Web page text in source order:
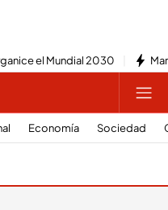
el Mundial 2030
Economía Sociedad